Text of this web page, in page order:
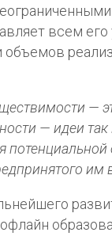
всем его
—
— идеи